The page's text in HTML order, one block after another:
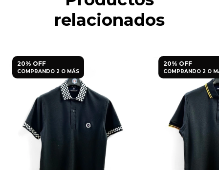
relacionados
20% OFF
COMPRANDO 2 O MÁS
20% OFF
COMPRANDO 2 O